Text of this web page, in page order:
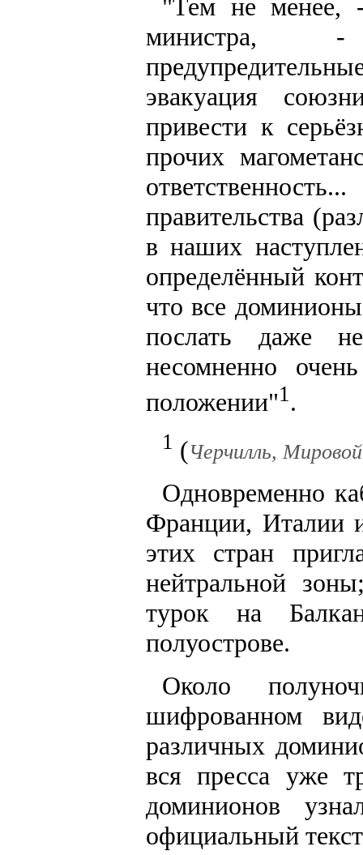
"Тем не менее,
министра, -
эвакуация
привести к
прочих
правительства
в наших
определённый
что все
послать даже
несомненно
положении"1 .
1 (Черчилль,
Одновременно
Франции, Италии
этих стран
нейтральной
турок на
полуострове.
Около
шифрованном
различных
вся пресса уже
доминионов
официальный